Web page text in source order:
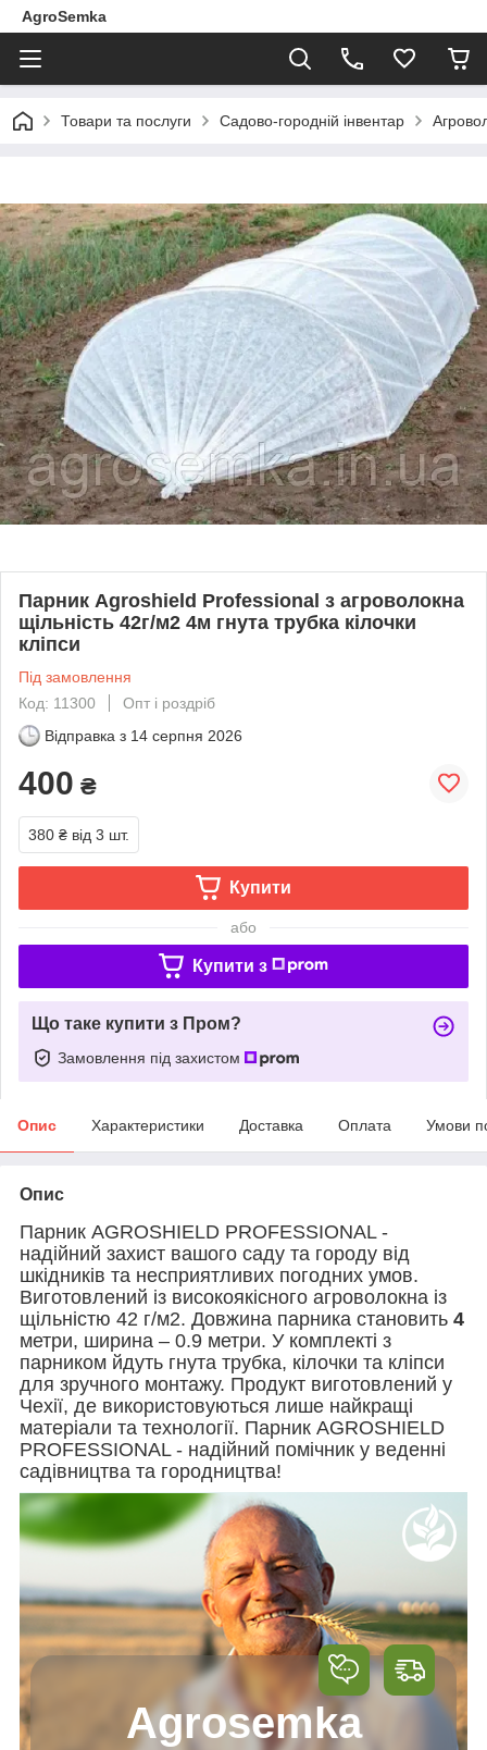
AgroSemka
Товари та послуги Садово-городній інвентар
Парник Agroshield Professional з агроволокна
щільність 42г/м2 4м гнута трубка кілочки
кліпси
Під замовлення
Код: 11300
Опт і роздріб
Відправка з 14 серпня 2026
400 ₴
380 ₴ від 3 шт.
Купити
або
Купити з
Що таке купити з Пром?
Замовлення під захистом
Опис Характеристики Доставка Оплата Умови
Опис
Парник AGROSHIELD PROFESSIONAL -
надійний захист вашого саду та городу від
шкідників та несприятливих погодних умов.
Виготовлений із високоякісного агроволокна із
щільністю 42 г/м2. Довжина парника становить 4
метри, ширина – 0.9 метри. У комплекті з
парником йдуть гнута трубка, кілочки та кліпси
для зручного монтажу. Продукт виготовлений у
Чехії, де використовуються лише найкращі
матеріали та технології. Парник AGROSHIELD
PROFESSIONAL - надійний помічник у веденні
садівництва та городництва!
Agrosemka